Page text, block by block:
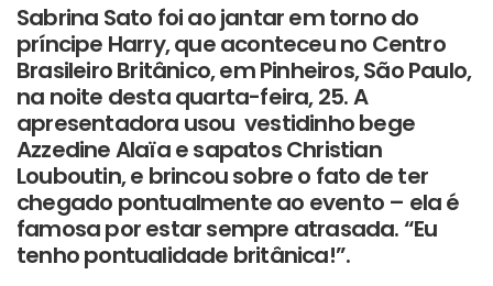
Sabrina Sato foi ao jantar em torno do
príncipe Harry, que aconteceu no Centro
Brasileiro Britânico, em Pinheiros, São Paulo,
na noite desta quarta-feira, 25. A
apresentadora usou vestidinho bege
Azzedine Alaïa e sapatos Christian
Louboutin, e brincou sobre o fato de ter
chegado pontualmente ao evento – ela é
famosa por estar sempre atrasada. “Eu
tenho pontualidade britânica!”.